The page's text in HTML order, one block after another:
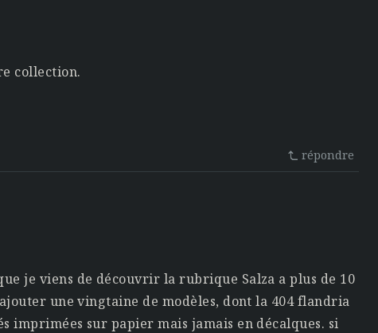
collection.
répondre
je viens de découvrir la rubrique Salza a plus de 10
une vingtaine de modèles, dont la 404 flandria
imprimées sur papier mais jamais en décalques. si